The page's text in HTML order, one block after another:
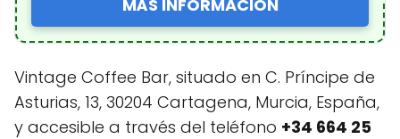
MÁS INFORMACIÓN
Vintage Coffee Bar, situado en C. Príncipe de
Asturias, 13, 30204 Cartagena, Murcia, España,
y accesible a través del teléfono +34 664 25